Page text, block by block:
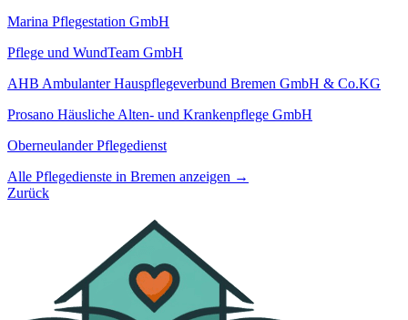
Marina Pflegestation GmbH
Pflege und WundTeam GmbH
AHB Ambulanter Hauspflegeverbund Bremen GmbH & Co.KG
Prosano Häusliche Alten- und Krankenpflege GmbH
Oberneulander Pflegedienst
Alle Pflegedienste in Bremen anzeigen →
Zurück